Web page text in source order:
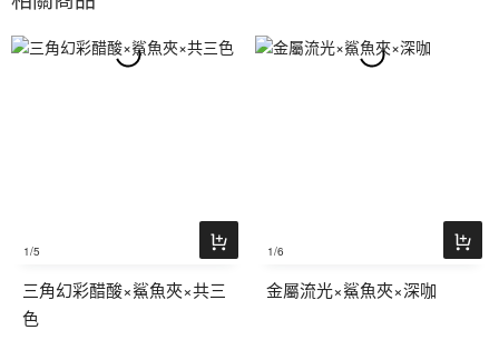
1/5
三角幻彩醋酸×鯊魚夾×共三
色
1/6
金屬流光×鯊魚夾×深咖